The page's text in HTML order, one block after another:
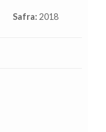
Safra: 2018